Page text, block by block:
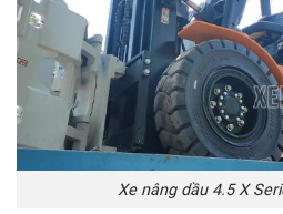
Xe nâng dầu 4.5 X